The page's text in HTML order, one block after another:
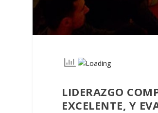
LIDERAZGO
EXCELENTE, Y